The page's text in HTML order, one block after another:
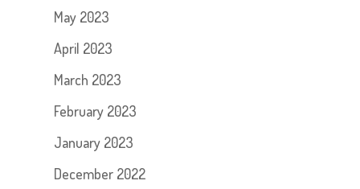
May 2023
April 2023
March 2023
February 2023
January 2023
December 2022